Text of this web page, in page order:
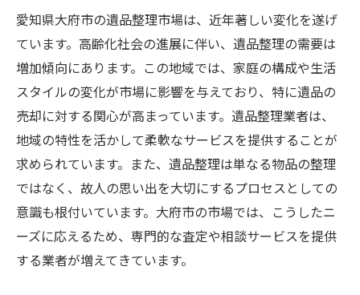
大府市の最新の遺品整理トレンドを把握し
よう
愛知県大府市で信頼できる遺品整理業者を見つ
けるポイント
評判の良い業者を見分けるためのチェック
リスト
大府市の遺品整理業者の評価基準とは
信頼できる業者を選ぶための口コミ活用法
大府市での業者選びにおける重要な契約ポ
イント
愛知県大府市の遺品整理市場は、近年著しい変化を遂げ
ています。高齢化社会の進展に伴い、遺品整理の需要は
増加傾向にあります。この地域では、家庭の構成や生活
スタイルの変化が市場に影響を与えており、特に遺品の
売却に対する関心が高まっています。遺品整理業者は、
地域の特性を活かして柔軟なサービスを提供することが
求められています。また、遺品整理は単なる物品の整理
ではなく、故人の思い出を大切にするプロセスとしての
意識も根付いています。大府市の市場では、こうしたニ
ーズに応えるため、専門的な査定や相談サービスを提供
する業者が増えてきています。